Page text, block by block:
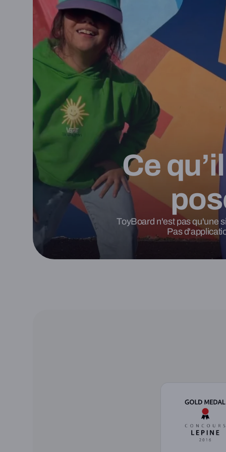
Ce
ToyBoard n'est pas qu'une
Pas